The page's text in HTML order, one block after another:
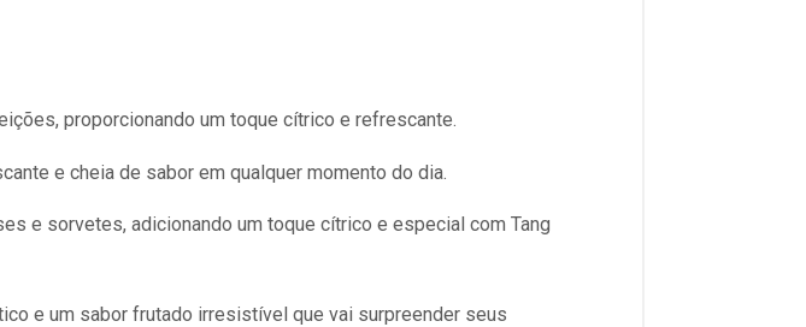
proporcionando um toque cítrico e refrescante.
e cheia de sabor em qualquer momento do dia.
e sorvetes, adicionando um toque cítrico e especial com Tang
e um sabor frutado irresistível que vai surpreender seus